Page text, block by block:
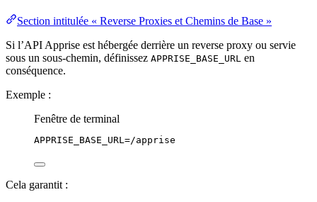
Section intitulée « Reverse Proxies et Chemins de Base »
Si l’API Apprise est hébergée derrière un reverse proxy ou servie
sous un sous-chemin, définissez APPRISE_BASE_URL en
conséquence.
Exemple :
Fenêtre de terminal
APPRISE_BASE_URL=/apprise
Cela garantit :